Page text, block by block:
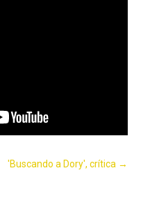
'Buscando a Dory', crítica →